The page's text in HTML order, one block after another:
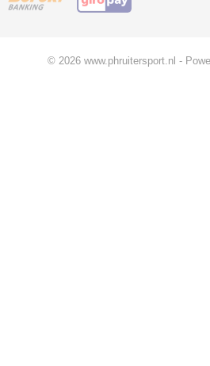
© 2026 www.phruitersport.nl -